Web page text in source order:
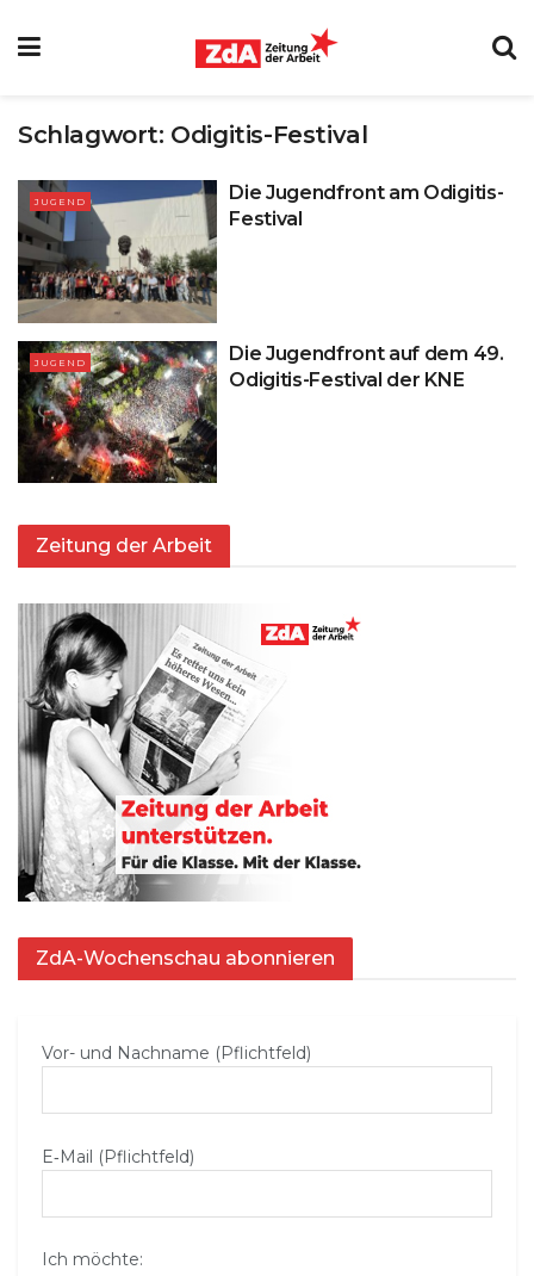
Schlagwort: Odigitis-Festival
JUGEND
Die Jugendfront am Odigitis-
Festival
JUGEND
Die Jugendfront auf dem 49.
Odigitis-Festival der KNE
Zeitung der Arbeit
ZdA-Wochenschau abonnieren
Vor- und Nachname (Pflichtfeld)
E‑Mail (Pflichtfeld)
Ich möchte: